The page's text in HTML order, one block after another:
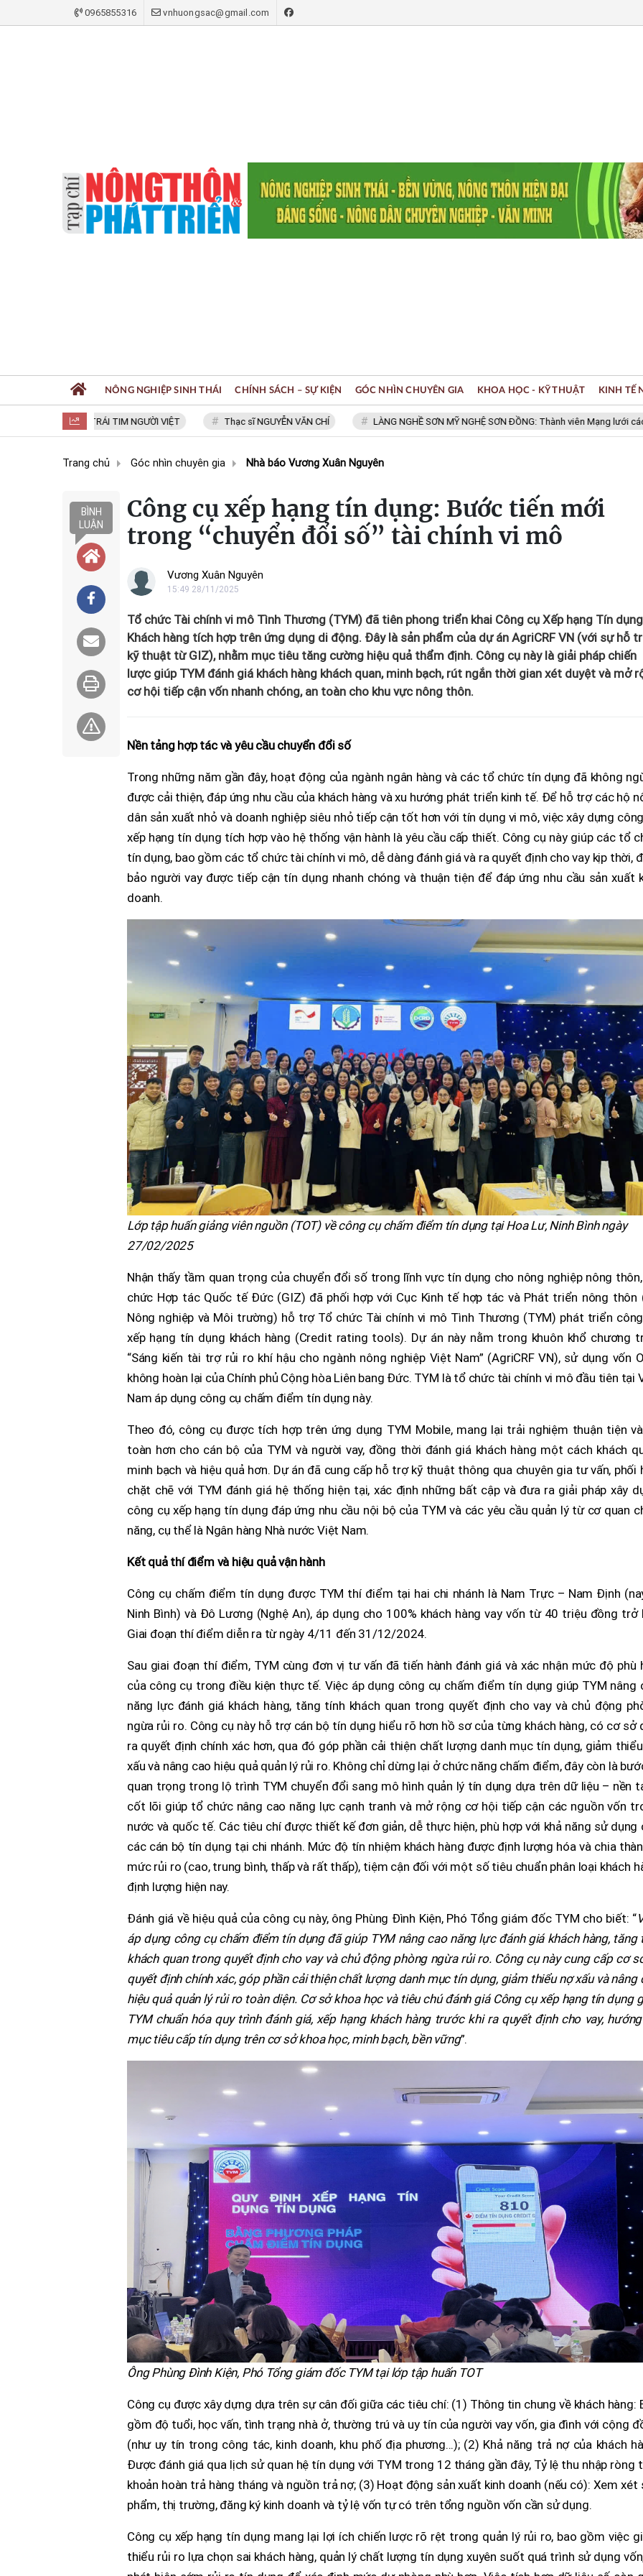
0965855316 vnhuongsac@gmail.com
TRONG TRÁI TIM NGƯỜI VIỆT Thạc sĩ NGUYỄN VĂN CHÍ LÀNG NGHỀ SƠN MỸ NGHỆ SƠN ĐỒNG: Thành viên Mạng lưới các
NÔNG NGHIỆP SINH THÁI CHÍNH SÁCH – SỰ KIỆN GÓC NHÌN CHUYÊN GIA KHOA HỌC - KỸ THUẬT KINH TẾ
Trang chủ Góc nhìn chuyên gia Nhà báo Vương Xuân Nguyên
BÌNH
LUẬN
Công cụ xếp hạng tín dụng: Bước tiến mới
trong “chuyển đổi số” tài chính vi mô
Vương Xuân Nguyên
15:49 28/11/2025
Tổ chức Tài chính vi mô Tình Thương (TYM) đã tiên phong triển khai Công cụ Xếp hạng Tín dụng
Khách hàng tích hợp trên ứng dụng di động. Đây là sản phẩm của dự án AgriCRF VN (với sự hỗ
kỹ thuật từ GIZ), nhằm mục tiêu tăng cường hiệu quả thẩm định. Công cụ này là giải pháp chiến
lược giúp TYM đánh giá khách hàng khách quan, minh bạch, rút ngắn thời gian xét duyệt và mở
cơ hội tiếp cận vốn nhanh chóng, an toàn cho khu vực nông thôn.
Nền tảng hợp tác và yêu cầu chuyển đổi số
Trong những năm gần đây, hoạt động của ngành ngân hàng và các tổ chức tín dụng đã không
được cải thiện, đáp ứng nhu cầu của khách hàng và xu hướng phát triển kinh tế. Để hỗ trợ các hộ
dân sản xuất nhỏ và doanh nghiệp siêu nhỏ tiếp cận tốt hơn với tín dụng vi mô, việc xây dựng
xếp hạng tín dụng tích hợp vào hệ thống vận hành là yêu cầu cấp thiết. Công cụ này giúp các tổ
tín dụng, bao gồm các tổ chức tài chính vi mô, dễ dàng đánh giá và ra quyết định cho vay kịp thời,
bảo người vay được tiếp cận tín dụng nhanh chóng và thuận tiện để đáp ứng nhu cầu sản xuất
doanh.
Lớp tập huấn giảng viên nguồn (TOT) về công cụ chấm điểm tín dụng tại Hoa Lư, Ninh Bình ngày
27/02/2025
Nhận thấy tầm quan trọng của chuyển đổi số trong lĩnh vực tín dụng cho nông nghiệp nông
chức Hợp tác Quốc tế Đức (GIZ) đã phối hợp với Cục Kinh tế hợp tác và Phát triển nông thôn
Nông nghiệp và Môi trường) hỗ trợ Tổ chức Tài chính vi mô Tình Thương (TYM) phát triển
xếp hạng tín dụng khách hàng (Credit rating tools). Dự án này nằm trong khuôn khổ chương
“Sáng kiến tài trợ rủi ro khí hậu cho ngành nông nghiệp Việt Nam” (AgriCRF VN), sử dụng vốn
không hoàn lại của Chính phủ Cộng hòa Liên bang Đức. TYM là tổ chức tài chính vi mô đầu tiên tại
Nam áp dụng công cụ chấm điểm tín dụng này.
Theo đó, công cụ được tích hợp trên ứng dụng TYM Mobile, mang lại trải nghiệm thuận tiện
toàn hơn cho cán bộ của TYM và người vay, đồng thời đánh giá khách hàng một cách khách
minh bạch và hiệu quả hơn. Dự án đã cung cấp hỗ trợ kỹ thuật thông qua chuyên gia tư vấn, phối
chặt chẽ với TYM đánh giá hệ thống hiện tại, xác định những bất cập và đưa ra giải pháp xây
công cụ xếp hạng tín dụng đáp ứng nhu cầu nội bộ của TYM và các yêu cầu quản lý từ cơ quan
năng, cụ thể là Ngân hàng Nhà nước Việt Nam.
Kết quả thí điểm và hiệu quả vận hành
Công cụ chấm điểm tín dụng được TYM thí điểm tại hai chi nhánh là Nam Trực – Nam Định
Ninh Bình) và Đô Lương (Nghệ An), áp dụng cho 100% khách hàng vay vốn từ 40 triệu đồng trở
Giai đoạn thí điểm diễn ra từ ngày 4/11 đến 31/12/2024.
Sau giai đoạn thí điểm, TYM cùng đơn vị tư vấn đã tiến hành đánh giá và xác nhận mức độ phù
của công cụ trong điều kiện thực tế. Việc áp dụng công cụ chấm điểm tín dụng giúp TYM nâng
năng lực đánh giá khách hàng, tăng tính khách quan trong quyết định cho vay và chủ động
ngừa rủi ro. Công cụ này hỗ trợ cán bộ tín dụng hiểu rõ hơn hồ sơ của từng khách hàng, có cơ sở
ra quyết định chính xác hơn, qua đó góp phần cải thiện chất lượng danh mục tín dụng, giảm
xấu và nâng cao hiệu quả quản lý rủi ro. Không chỉ dừng lại ở chức năng chấm điểm, đây còn là
quan trọng trong lộ trình TYM chuyển đổi sang mô hình quản lý tín dụng dựa trên dữ liệu – nền
cốt lõi giúp tổ chức nâng cao năng lực cạnh tranh và mở rộng cơ hội tiếp cận các nguồn vốn
nước và quốc tế. Các tiêu chí được thiết kế đơn giản, dễ thực hiện, phù hợp với khả năng sử dụng
các cán bộ tín dụng tại chi nhánh. Mức độ tín nhiệm khách hàng được định lượng hóa và chia
mức rủi ro (cao, trung bình, thấp và rất thấp), tiệm cận đối với một số tiêu chuẩn phân loại khách
định lượng hiện nay.
Đánh giá về hiệu quả của công cụ này, ông Phùng Đình Kiện, Phó Tổng giám đốc TYM cho biết: “
áp dụng công cụ chấm điểm tín dụng đã giúp TYM nâng cao năng lực đánh giá khách hàng, tăng
khách quan trong quyết định cho vay và chủ động phòng ngừa rủi ro. Công cụ này cung cấp cơ
quyết định chính xác, góp phần cải thiện chất lượng danh mục tín dụng, giảm thiểu nợ xấu và nâng
hiệu quả quản lý rủi ro toàn diện. Cơ sở khoa học và tiêu chú đánh giá Công cụ xếp hạng tín dụng
TYM chuẩn hóa quy trình đánh giá, xếp hạng khách hàng trước khi ra quyết định cho vay,
mục tiêu cấp tín dụng trên cơ sở khoa học, minh bạch, bền vững”.
Ông Phùng Đình Kiện, Phó Tổng giám đốc TYM tại lớp tập huấn TOT
Công cụ được xây dựng dựa trên sự cân đối giữa các tiêu chí: (1) Thông tin chung về khách hàng:
gồm độ tuổi, học vấn, tình trạng nhà ở, thường trú và uy tín của người vay vốn, gia đình với cộng
(như uy tín trong công tác, kinh doanh, khu phố địa phương...); (2) Khả năng trả nợ của khách
Được đánh giá qua lịch sử quan hệ tín dụng với TYM trong 12 tháng gần đây, Tỷ lệ thu nhập ròng
khoản hoàn trả hàng tháng và nguồn trả nợ; (3) Hoạt động sản xuất kinh doanh (nếu có): Xem xét
phẩm, thị trường, đăng ký kinh doanh và tỷ lệ vốn tự có trên tổng nguồn vốn cần sử dụng.
Công cụ xếp hạng tín dụng mang lại lợi ích chiến lược rõ rệt trong quản lý rủi ro, bao gồm việc
thiểu rủi ro lựa chọn sai khách hàng, quản lý chất lượng tín dụng xuyên suốt quá trình sử dụng